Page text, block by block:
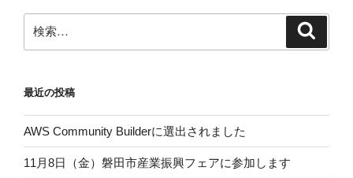
誌
に
さ
れ
ま
し
た”
索:
最近の投稿
AWS Community Builderに選出されました
11月8日（金）磐田市産業振興フェアに参加します